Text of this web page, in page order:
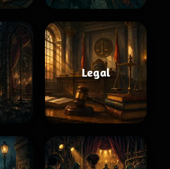
Legal